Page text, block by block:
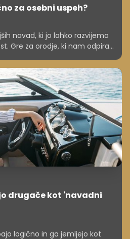
za osebni uspeh?
navad, ki jo lahko razvijemo
Gre za orodje, ki nam odpira
kreativnost in izboljšuje
okolice. Uspešni ljudje po
vrednosti branja in ga
za učenje in napredek.
drugače kot 'navadni
logično in ga jemljejo kot